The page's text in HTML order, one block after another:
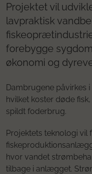
Projektet vil
lavpraktisk
forebygge
økonomi og
Dambrugene påvirkes
hvilket koster døde
spildt foderbrug.
Projektets teknologi vil
hvor vandet
tilbage i anlægget.